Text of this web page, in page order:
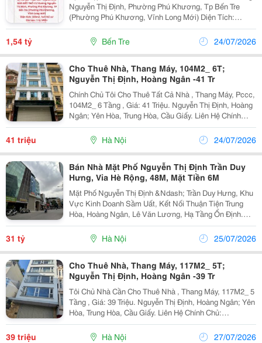
Nguyễn Thị Định, Phường Phú Khương, Tp Bến Tre
(Phường Phú Khương, Vĩnh Long Mới) Diện Tích:
103M2. Full Thổ Cư Giá Bán: 1 Tỷ 540Tr(Thương
Lượng) - Vị Trí Đẹp Ngay Trung Tâm Thành Phố, Đất...
1,54 tỷ Bến Tre 24/07/2026
Cho Thuê Nhà, Thang Máy, 104M2_ 6T;
Nguyễn Thị Định, Hoàng Ngân -41 Tr
Chính Chủ Tôi Cho Thuê Tất Cả Nhà , Thang Máy, Pccc,
104M2_ 6 Tầng , Giá: 41 Triệu. Nguyễn Thị Định, Hoàng
Ngân; Yên Hòa, Trung Hòa, Cầu Giấy. Liên Hệ Chính
Chủ: 0943468783 _Vỉa Hè Lớn, Mặt Tiền Rộng, Thoáng.
_Vị Trí Ngay Ngã Ba, Khu Đông Dân Cư,...
41 triệu Hà Nội 24/07/2026
Bán Nhà Mặt Phố Nguyễn Thị Định Trần Duy
Hưng, Vỉa Hè Rộng, 48M, Mặt Tiền 6M
Mặt Phố Nguyễn Thị Định &Ndash; Trần Duy Hưng, Khu
Vực Kinh Doanh Sầm Uất, Kết Nối Thuận Tiện Trung
Hòa, Hoàng Ngân, Lê Văn Lương, Hạ Tầng Ổn Định.
Diện Tích 48M, Mặt Tiền Rộng 6M, Vỉa Hè Lớn, Vị Trí
Đẹp, Phù Hợp Kinh Doanh, Showroom, Văn Phòng
Hoặc...
31 tỷ Hà Nội 25/07/2026
Cho Thuê Nhà, Thang Máy, 117M2_ 5T;
Nguyễn Thị Định, Hoàng Ngân -39 Tr
Tôi Chủ Nhà Cần Cho Thuê Nhà , Thang Máy, 117M2_ 5
Tầng , Giá: 39 Triệu. Nguyễn Thị Định, Hoàng Ngân; Yên
Hòa, Trung Hòa, Cầu Giấy. Liên Hệ Chính Chủ:
0948646783 _Vỉa Hè Lớn, Mặt Tiền Rộng, Thoáng. _Vị
Trí Ngay Ngã Ba, Khu Đông Dân Cư, Kinh Doanh...
39 triệu Hà Nội 27/07/2026